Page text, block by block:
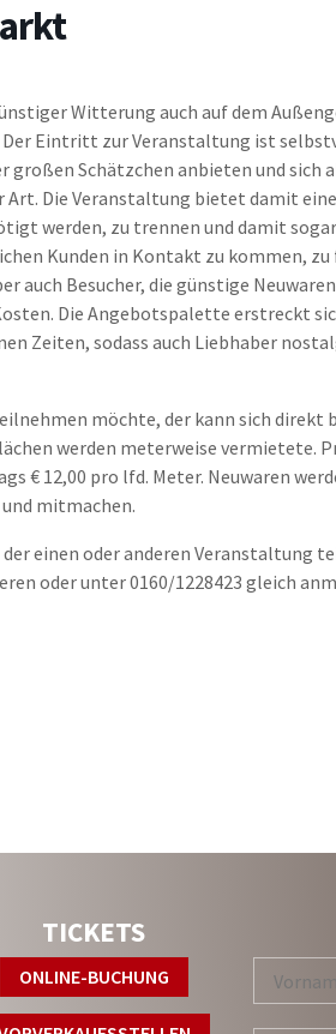
Witterung auch auf dem
Eintritt zur Veranstaltung ist
großen Schätzchen anbieten und sich
Art. Die Veranstaltung bietet damit
werden, zu trennen und damit
Kunden in Kontakt zu kommen, zu
auch Besucher, die günstige
Die Angebotspalette erstreckt
Zeiten, sodass auch Liebhaber
möchte, der kann sich direkt
werden meterweise vermietete.
€ 12,00 pro lfd. Meter. Neuwaren
mitmachen.
einen oder anderen Veranstaltung
oder unter 0160/1228423 gleich
WIR SIND LIVE AUF
TICKETS
ONLINE-BUCHUNG